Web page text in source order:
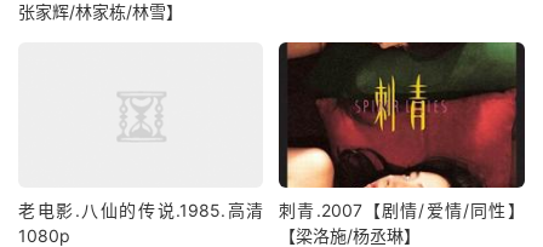
张家辉/林家栋/林雪】
老电影.八仙的传说.1985.高清
1080p
刺青.2007【剧情/爱情/同性】
【梁洛施/杨丞琳】